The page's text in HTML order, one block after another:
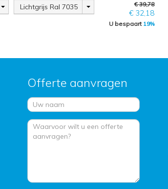
Lichtgrijs Ral 7035
€ 39,78
€ 32,18
U bespaart 19%
Offerte aanvragen